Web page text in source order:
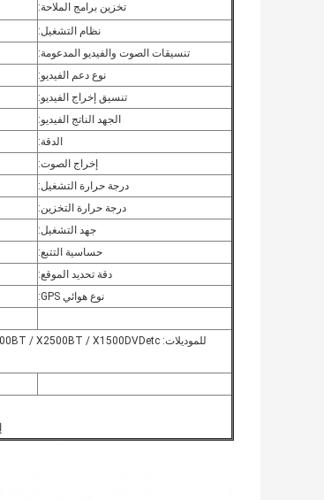
تخزين برامج الملاحة:
نظام التشغيل:
تنسيقات الصوت والفيديو المدعومة:
نوع دعم الفيديو:
تنسيق إخراج الفيديو:
الجهد الناتج الفيديو:
الدقة:
إخراج الصوت:
درجة حرارة التشغيل:
درجة حرارة التخزين:
جهد التشغيل:
حساسية التتبع:
دقة تحديد الموقع:
نوع هوائي GPS: